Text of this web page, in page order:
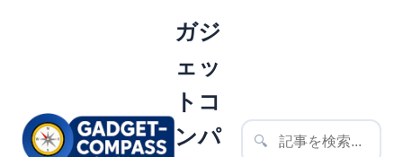
ガジ
ェッ
トコ
ンパ
🔍